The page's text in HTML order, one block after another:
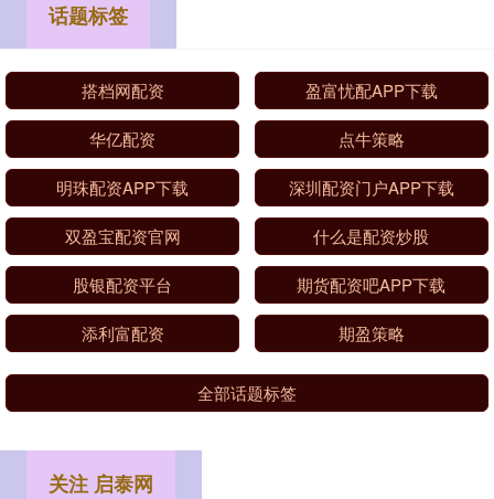
话题标签
搭档网配资 盈富忧配APP下载
华亿配资 点牛策略
明珠配资APP下载 深圳配资门户APP下载
双盈宝配资官网 什么是配资炒股
股银配资平台 期货配资吧APP下载
添利富配资 期盈策略
全部话题标签
关注 启泰网